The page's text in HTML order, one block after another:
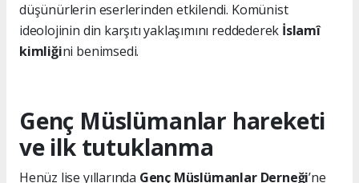
düşünürlerin eserlerinden etkilendi. Komünist
ideolojinin din karşıtı yaklaşımını reddederek İslamî
kimliğini benimsedi.
Genç Müslümanlar hareketi
ve ilk tutuklanma
Henüz lise yıllarında Genç Müslümanlar Derneği’ne